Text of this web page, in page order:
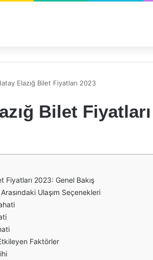
Elazığ Bilet Fiyatları 2023
Bilet
Fiyatları 2023: Genel Bakış
Ulaşım Seçenekleri
Faktörler